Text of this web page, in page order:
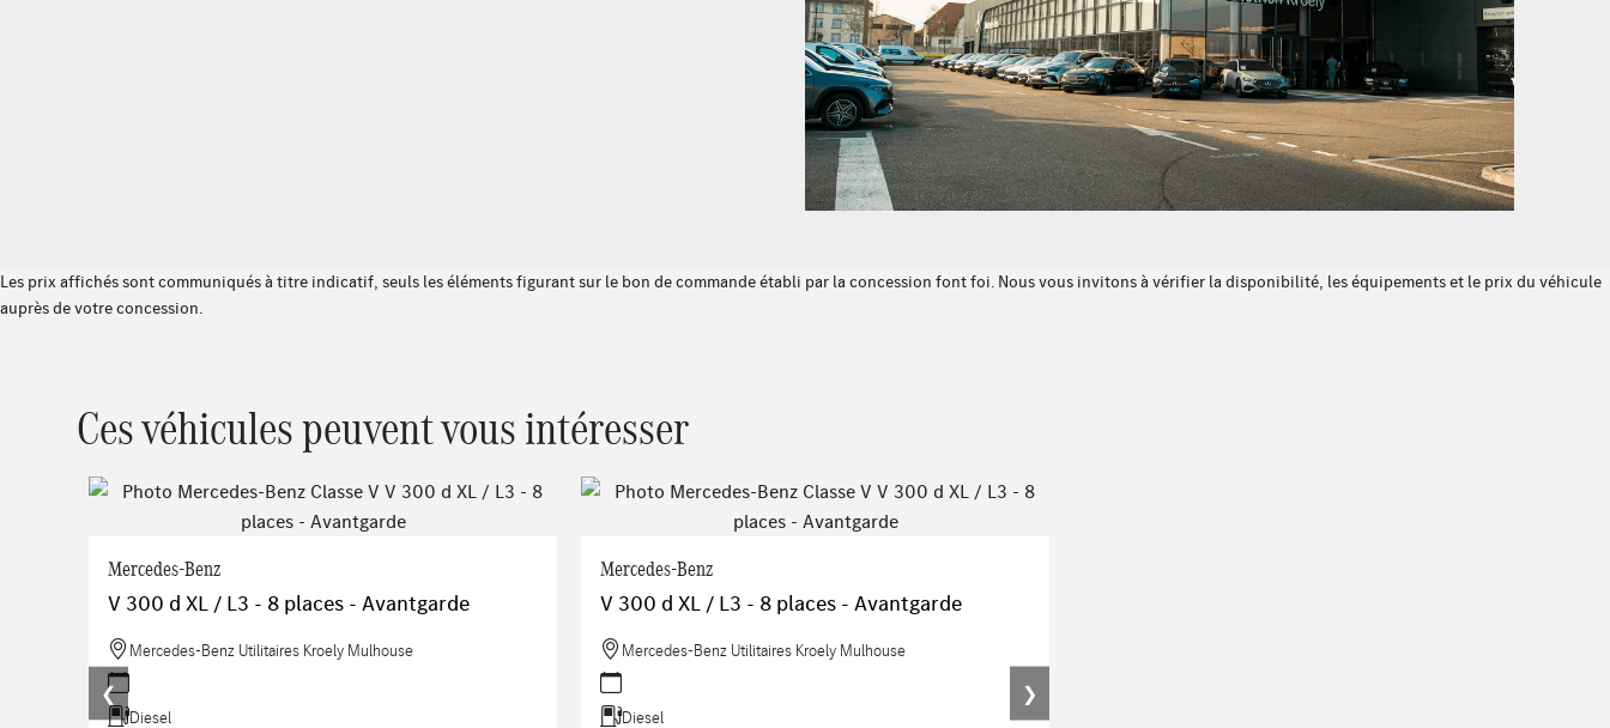
Les prix affichés sont communiqués à titre indicatif, seuls les éléments figurant sur le bon de commande établi par la concession font foi. Nous vous invitons à vérifier la disponibilité, les équipements et le prix du véhicule
auprès de votre concession.
Ces véhicules peuvent vous intéresser
❮
Mercedes-Benz
V 300 d XL / L3 - 8 places - Avantgarde
Mercedes-Benz Utilitaires Kroely Mulhouse
Diesel
Mercedes-Benz
V 300 d XL / L3 - 8 places - Avantgarde
Mercedes-Benz Utilitaires Kroely Mulhouse
Diesel
❯